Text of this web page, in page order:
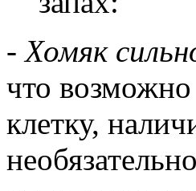
-Хомяк
что возможно
клетку,